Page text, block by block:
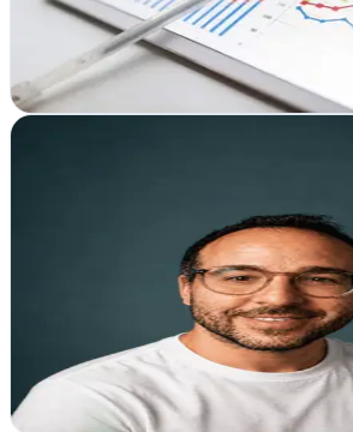
Jesús Porras es uno de los consultores SEO
Ver fichacompleta
Posiciona tu web en Google con estrategia
marketing online y consultoría integral en
en internet.
Ver ficha completa